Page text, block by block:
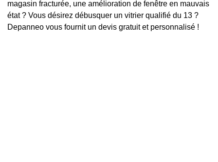
magasin fracturée, une amélioration de fenêtre en mauvais
état ? Vous désirez débusquer un vitrier qualifié du 13 ?
Depanneo vous fournit un devis gratuit et personnalisé !